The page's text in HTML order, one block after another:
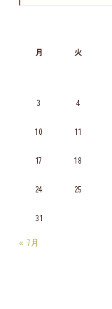
月
火
3 4
10 11
17 18
24 25
31
« 7月